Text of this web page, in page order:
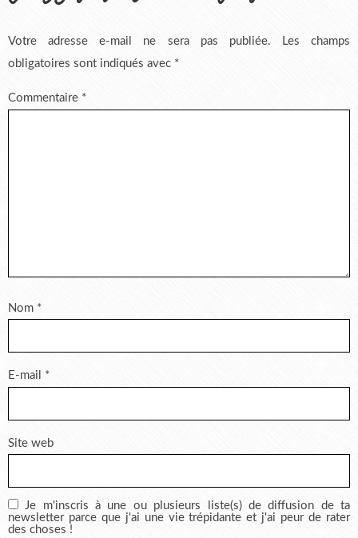
Votre adresse e-mail ne sera pas publiée.
Les champs
obligatoires sont indiqués avec *
Commentaire *
Nom *
E-mail *
Site web
Je m'inscris à une ou plusieurs liste(s) de diffusion de ta
newsletter parce que j'ai une vie trépidante et j'ai peur de rater
des choses !